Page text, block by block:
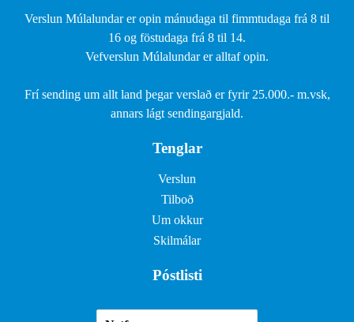
Verslun Múlalundar er opin mánudaga til fimmtudaga frá 8 til
16 og föstudaga frá 8 til 14.
Vefverslun Múlalundar er alltaf opin.
Frí sending um allt land þegar verslað er fyrir 25.000.- m.vsk,
annars lágt sendingargjald.
Tenglar
Verslun
Tilboð
Um okkur
Skilmálar
Póstlisti